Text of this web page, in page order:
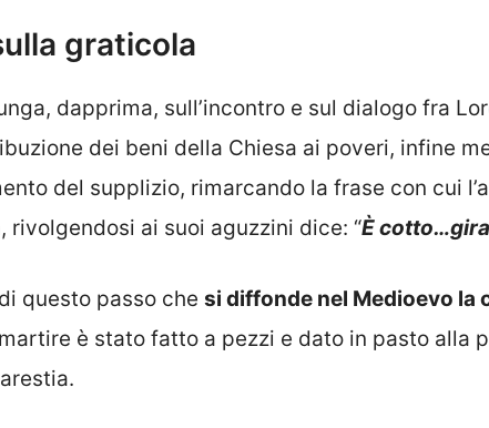
graticola
dapprima, sull’incontro e sul dialogo fra
dei beni della Chiesa ai poveri, infine
del supplizio, rimarcando la frase con cui
rivolgendosi ai suoi aguzzini dice: “È
questo passo che si diffonde nel Medioevo la
è stato fatto a pezzi e dato in pasto alla